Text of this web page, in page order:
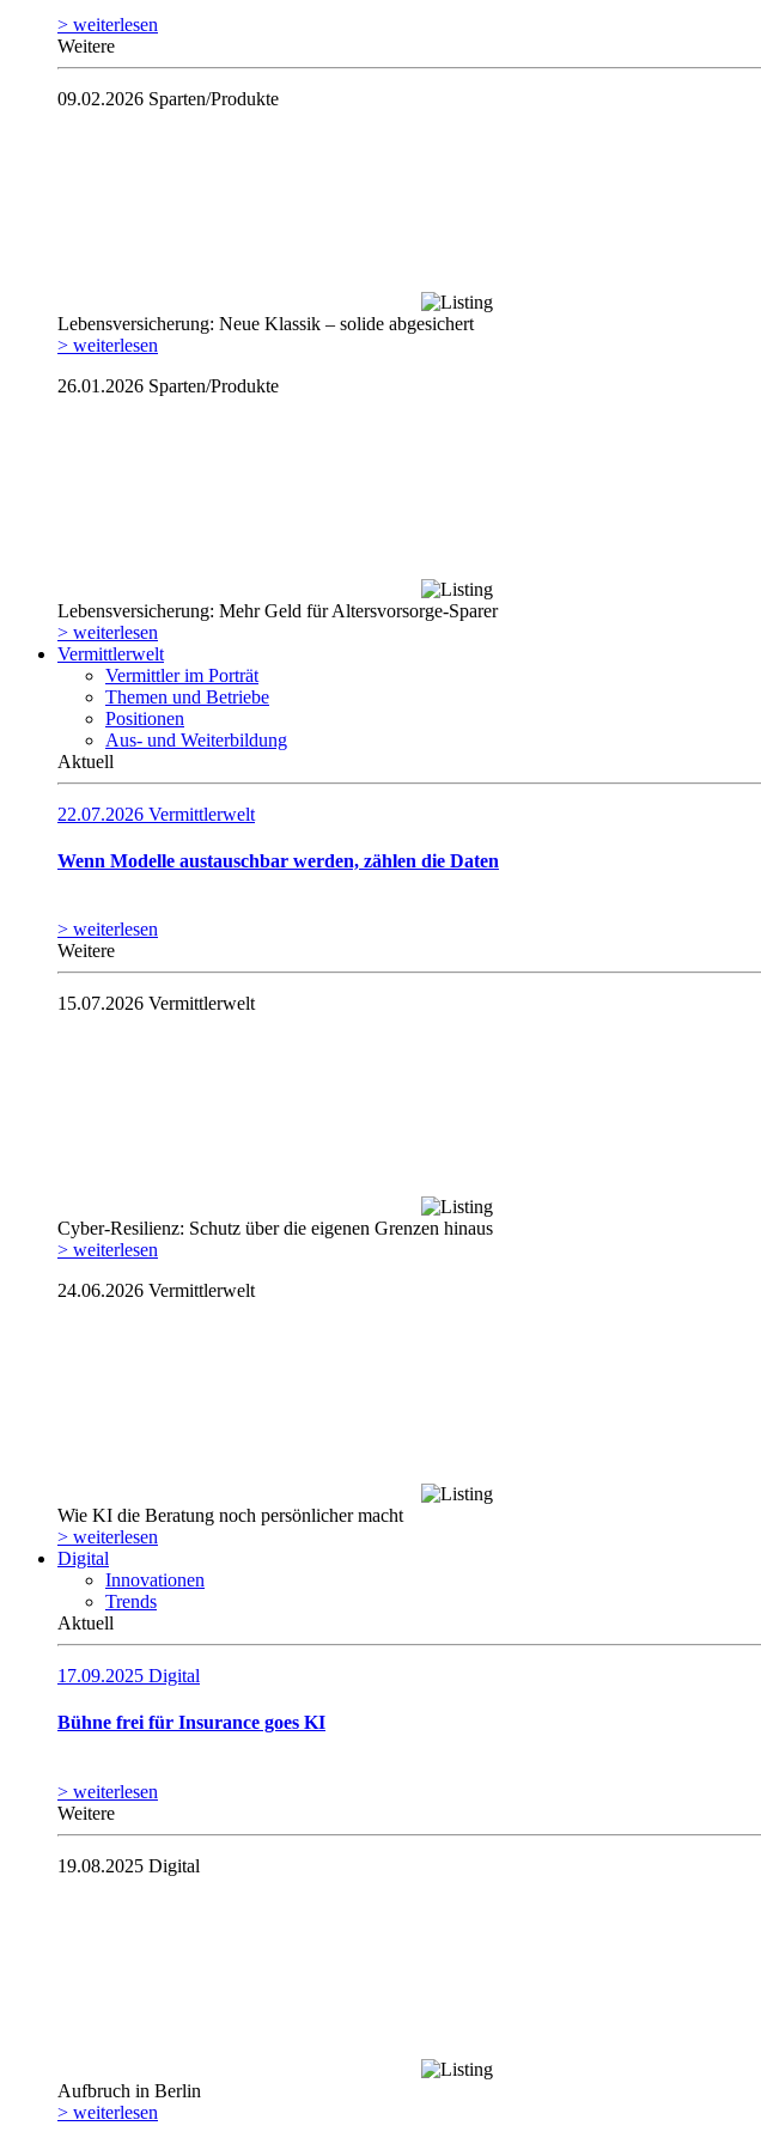
> weiterlesen
Weitere
09.02.2026 Sparten/Produkte
Lebensversicherung: Neue Klassik – solide abgesichert
> weiterlesen
26.01.2026 Sparten/Produkte
Lebensversicherung: Mehr Geld für Altersvorsorge-Sparer
> weiterlesen
Vermittlerwelt
Vermittler im Porträt
Themen und Betriebe
Positionen
Aus- und Weiterbildung
Aktuell
22.07.2026 Vermittlerwelt
Wenn Modelle austauschbar werden, zählen die Daten
> weiterlesen
Weitere
15.07.2026 Vermittlerwelt
Cyber-Resilienz: Schutz über die eigenen Grenzen hinaus
> weiterlesen
24.06.2026 Vermittlerwelt
Wie KI die Beratung noch persönlicher macht
> weiterlesen
Digital
Innovationen
Trends
Aktuell
17.09.2025 Digital
Bühne frei für Insurance goes KI
> weiterlesen
Weitere
19.08.2025 Digital
Aufbruch in Berlin
> weiterlesen